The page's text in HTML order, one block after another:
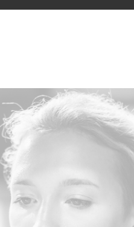
enim vel
Aliquam velit